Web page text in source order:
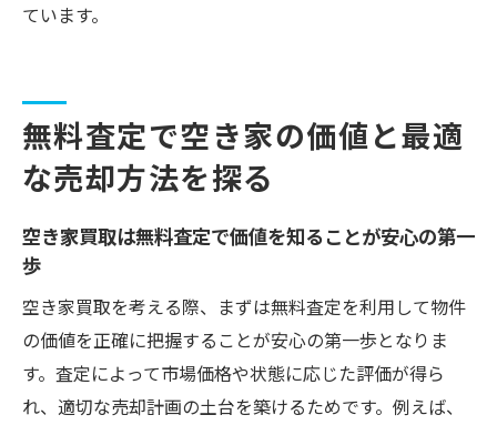
ています。
無料査定で空き家の価値と最適
な売却方法を探る
空き家買取は無料査定で価値を知ることが安心の第一
歩
空き家買取を考える際、まずは無料査定を利用して物件
の価値を正確に把握することが安心の第一歩となりま
す。査定によって市場価格や状態に応じた評価が得ら
れ、適切な売却計画の土台を築けるためです。例えば、